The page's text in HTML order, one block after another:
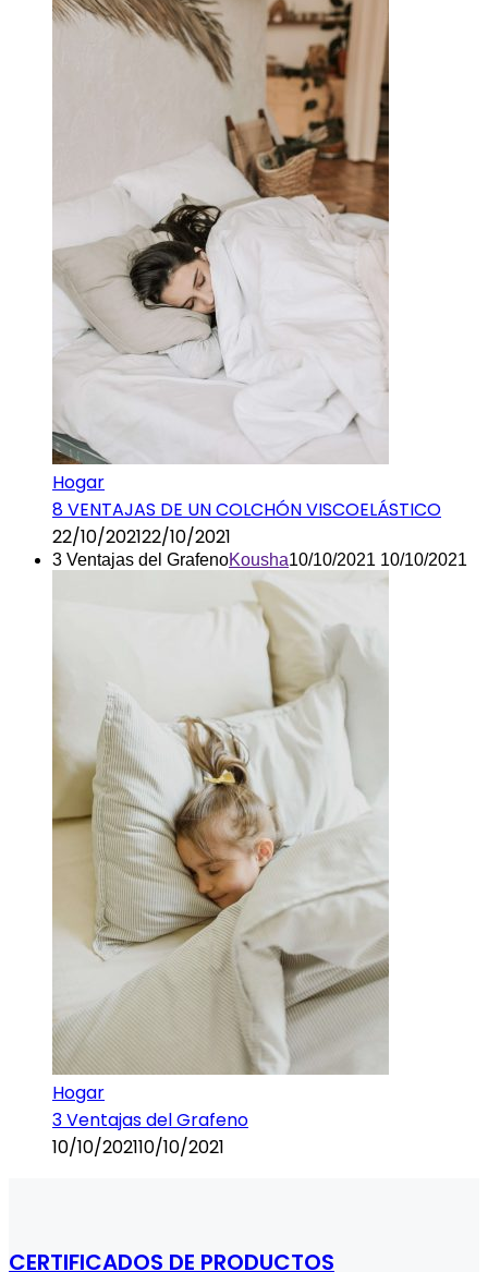
Hogar
8 VENTAJAS DE UN COLCHÓN VISCOELÁSTICO
22/10/202122/10/2021
3 Ventajas del GrafenoKousha10/10/2021 10/10/2021
Hogar
3 Ventajas del Grafeno
10/10/202110/10/2021
CERTIFICADOS DE PRODUCTOS